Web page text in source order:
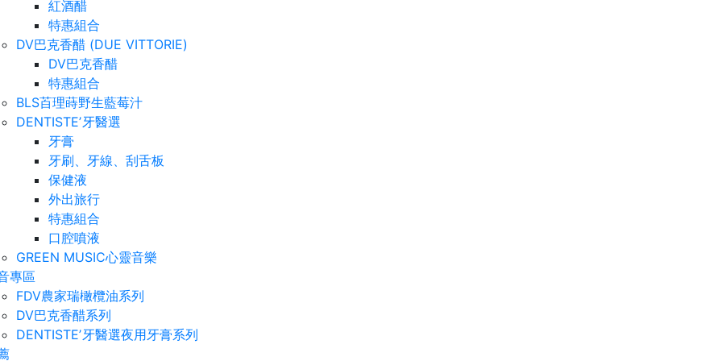
紅酒醋
特惠組合
DV巴克香醋 (DUE VITTORIE)
DV巴克香醋
特惠組合
BLS苩理蒔野生藍莓汁
DENTISTEʼ牙醫選
牙膏
牙刷、牙線、刮舌板
保健液
外出旅行
特惠組合
口腔噴液
GREEN MUSIC心靈音樂
專區
FDV農家瑞橄欖油系列
DV巴克香醋系列
DENTISTEʼ牙醫選夜用牙膏系列